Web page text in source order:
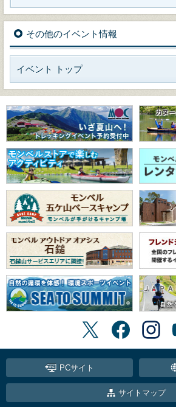
その他のイベント情報
イベント トップ
PCサイト
サイトマップ